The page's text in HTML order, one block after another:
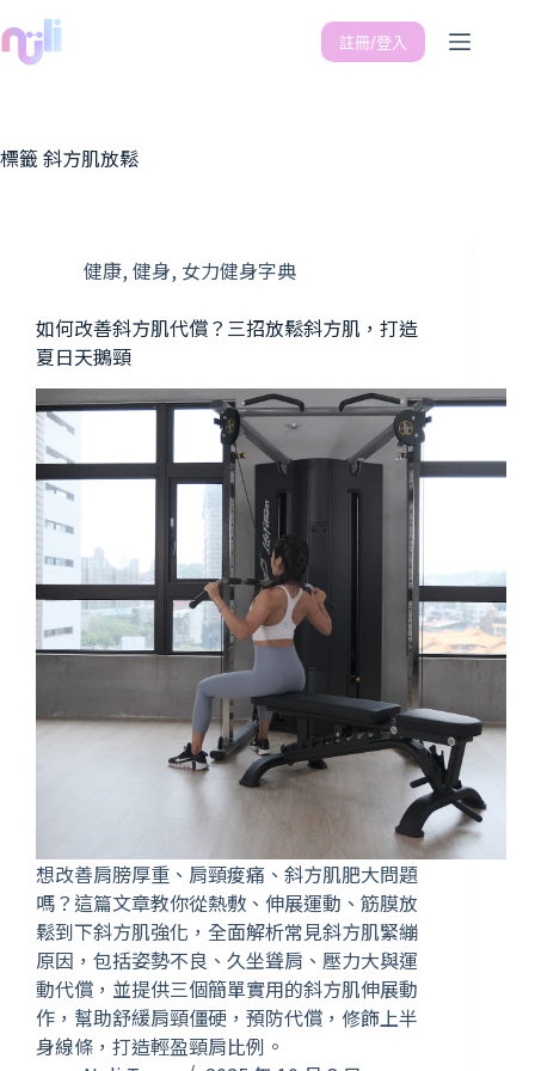
註冊/登入
標籤 斜方肌放鬆
健康, 健身, 女力健身字典
如何改善斜方肌代償？三招放鬆斜方肌，打造
夏日天鵝頸
想改善肩膀厚重、肩頸痠痛、斜方肌肥大問題
嗎？這篇文章教你從熱敷、伸展運動、筋膜放
鬆到下斜方肌強化，全面解析常見斜方肌緊繃
原因，包括姿勢不良、久坐聳肩、壓力大與運
動代償，並提供三個簡單實用的斜方肌伸展動
作，幫助舒緩肩頸僵硬，預防代償，修飾上半
身線條，打造輕盈頸肩比例。